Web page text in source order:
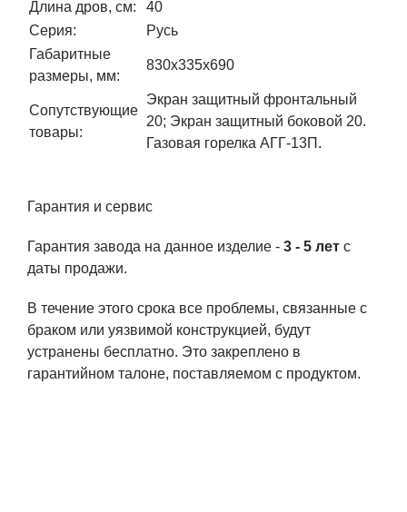
Длина дров, см:
40
Серия:
Русь
Габаритные
размеры, мм:
830x335x690
Сопутствующие
товары:
Экран защитный фронтальный
20; Экран защитный боковой 20.
Газовая горелка АГГ-13П.
Гарантия и сервис
Гарантия завода на данное изделие - 3 - 5 лет с
даты продажи.
В течение этого срока все проблемы, связанные с
браком или уязвимой конструкцией, будут
устранены бесплатно. Это закреплено в
гарантийном талоне, поставляемом с продуктом.